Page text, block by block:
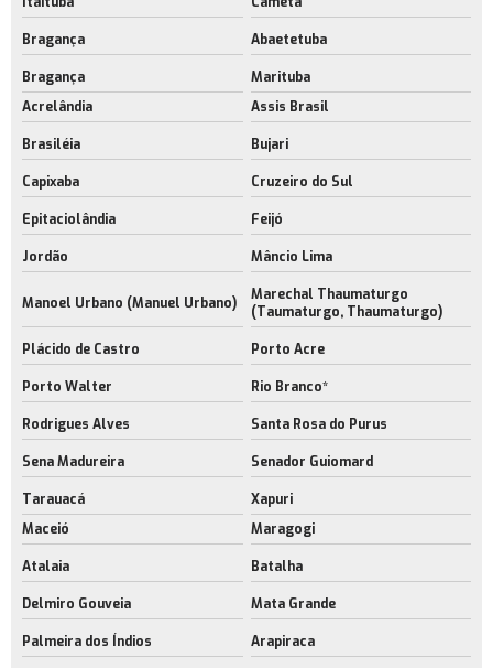
Bragança Abaetetuba
Bragança
Marituba
Acrelândia
Assis Brasil
Brasiléia Bujari
Capixaba Cruzeiro do Sul
Epitaciolândia Feijó
Jordão Mâncio Lima
Manoel Urbano (Manuel Urbano)
Marechal Thaumaturgo
(Taumaturgo, Thaumaturgo)
Plácido de Castro Porto Acre
Porto Walter Rio Branco*
Rodrigues Alves Santa Rosa do Purus
Sena Madureira Senador Guiomard
Tarauacá
Xapuri
Maceió
Maragogi
Atalaia Batalha
Delmiro Gouveia Mata Grande
Palmeira dos Índios Arapiraca